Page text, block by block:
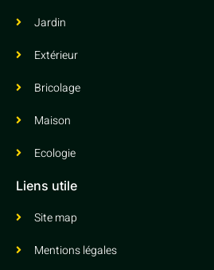
Jardin
Extérieur
Bricolage
Maison
Ecologie
Liens utile
Site map
Mentions légales